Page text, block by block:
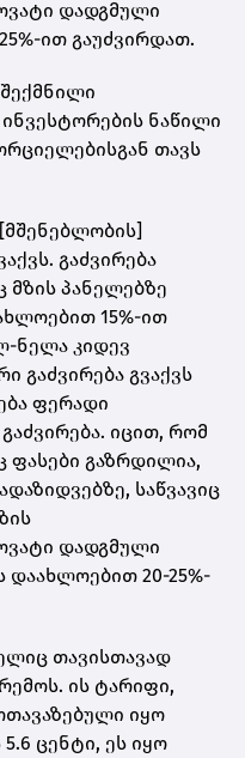
დადგმული
ით გაუძვირდათ.
ნაწილი
თავს
გაძვირება
მზის პანელებზე
15%-ით
ნელა კიდევ
გაძვირება გვაქვს
ფერადი
იცით, რომ
ფასები გაზრდილია,
საწვავიც
დადგმული
20-25%-
თავისთავად
ის ტარიფი,
იყო
ცენტი, ეს იყო